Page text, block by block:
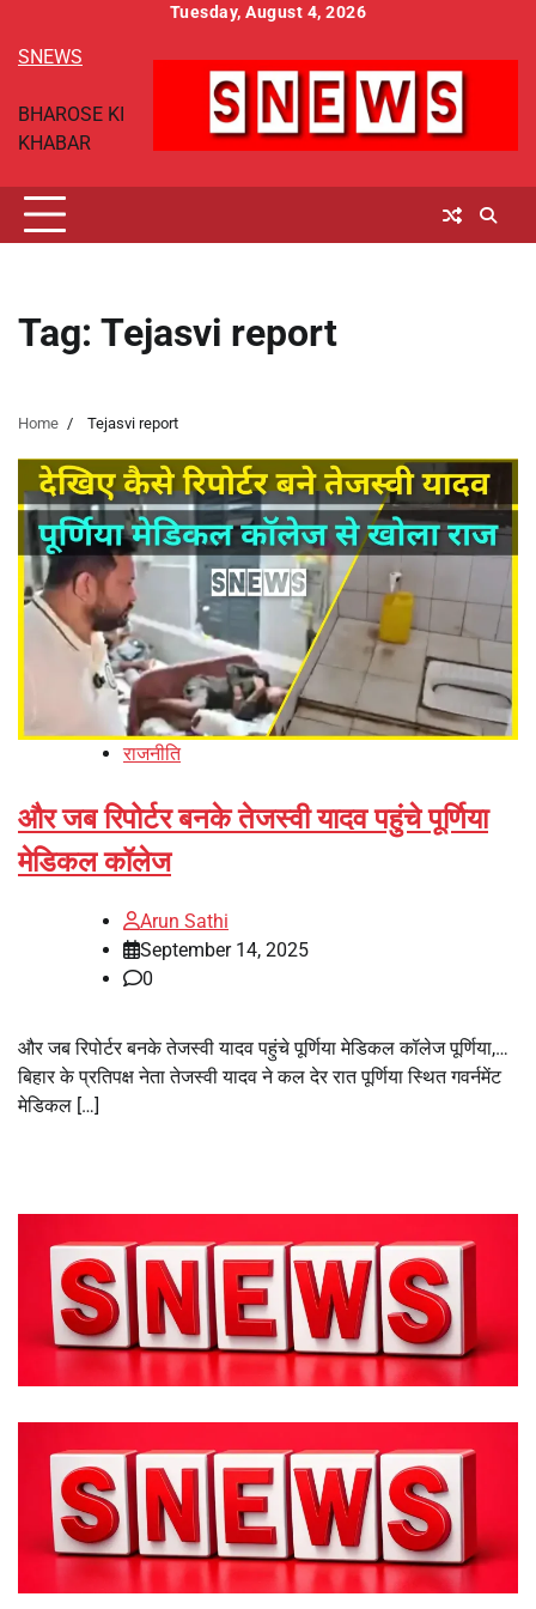
content
Tuesday, August 4, 2026
SNEWS
BHAROSE KI
KHABAR
Tag: Tejasvi report
Home Tejasvi report
राजनीति
और जब रिपोर्टर बनके तेजस्वी यादव पहुंचे पूर्णिया
मेडिकल कॉलेज
Arun Sathi
September 14, 2025
0
और जब रिपोर्टर बनके तेजस्वी यादव पहुंचे पूर्णिया मेडिकल कॉलेज पूर्णिया,…
बिहार के प्रतिपक्ष नेता तेजस्वी यादव ने कल देर रात पूर्णिया स्थित गवर्नमेंट
मेडिकल […]